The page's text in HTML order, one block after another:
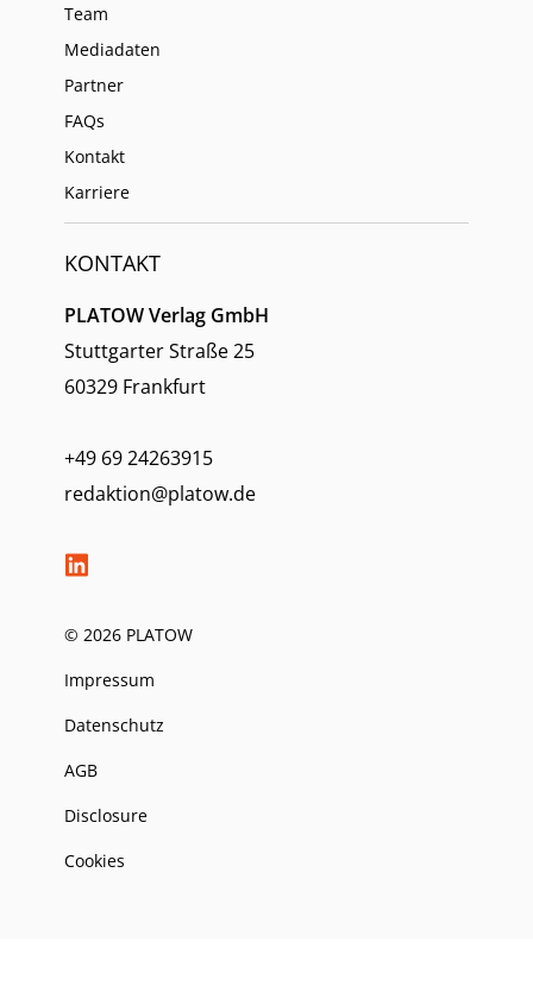
Team
Mediadaten
Partner
FAQs
Kontakt
Karriere
KONTAKT
PLATOW Verlag GmbH
Stuttgarter Straße 25
60329 Frankfurt
+49 69 24263915
redaktion@platow.de
© 2026 PLATOW
Impressum
Datenschutz
AGB
Disclosure
Cookies